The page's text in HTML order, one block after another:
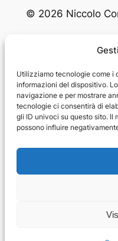
Utilizziamo tecnologie come i
informazioni del dispositivo.
navigazione e per mostrare
tecnologie ci consentirà di
gli ID univoci su questo sito. Il
possono influire
© 2026 Niccolo
testi, video e design,
il previo consenso